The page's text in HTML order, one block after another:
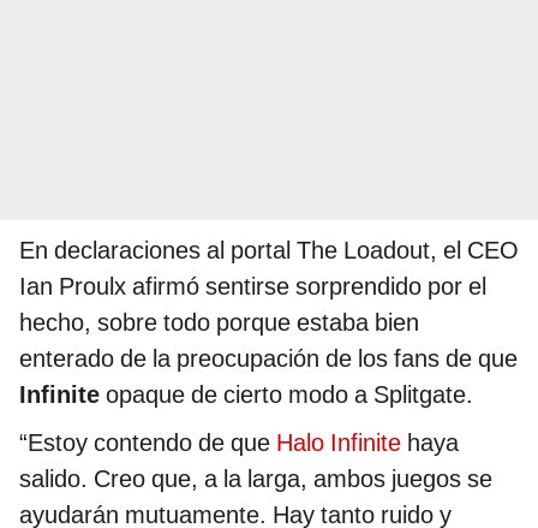
En declaraciones al portal The Loadout, el CEO
Ian Proulx afirmó sentirse sorprendido por el
hecho, sobre todo porque estaba bien
enterado de la preocupación de los fans de que
Infinite opaque de cierto modo a Splitgate.
“Estoy contendo de que Halo Infinite haya
salido. Creo que, a la larga, ambos juegos se
ayudarán mutuamente. Hay tanto ruido y